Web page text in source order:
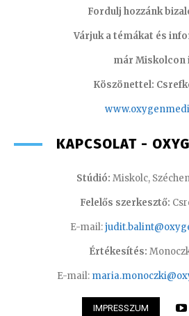
Fordulj hozzánk
Várjuk a témákat és
már Miskolcon
Köszönettel:
www.oxyge
KAPCSOLAT -
Stúdió: Miskolc,
Felelős szerkesztő:
E-mail:
Értékesítés:
E-mail:
IMPRESSZUM